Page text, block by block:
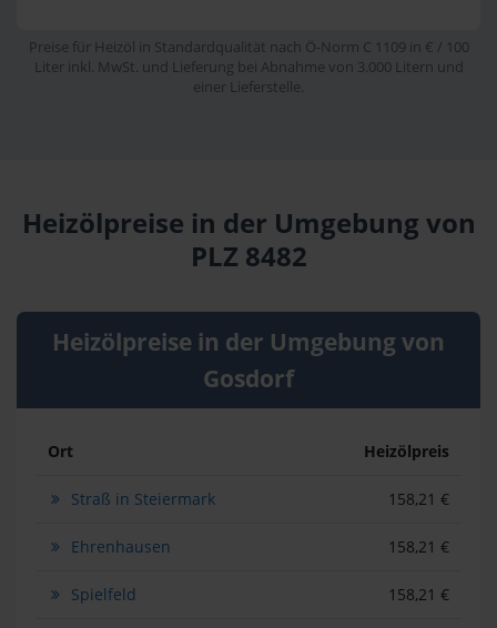
Preise für Heizöl in Standardqualität nach Ö-Norm C 1109 in € / 100
Liter inkl. MwSt. und Lieferung bei Abnahme von 3.000 Litern und
einer Lieferstelle.
Heizölpreise in der Umgebung von
PLZ 8482
Heizölpreise in der Umgebung von
Gosdorf
Ort Heizölpreis
Straß in Steiermark 158,21 €
Ehrenhausen 158,21 €
Spielfeld 158,21 €